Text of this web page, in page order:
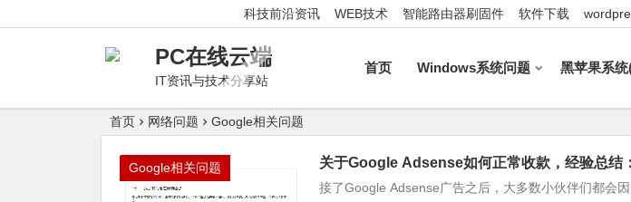
科技前沿资讯 WEB技术 智能路由器刷固件 软件下载
PC在线云端
IT资讯与技术分享站
首页 Windows系统问题 黑苹果系
首页 网络问题 Google相关问题
Google相关问题 关于Google Adsense如何正常收款，经验总结：
接了Google Adsense广告之后，大多数小伙伴们都会